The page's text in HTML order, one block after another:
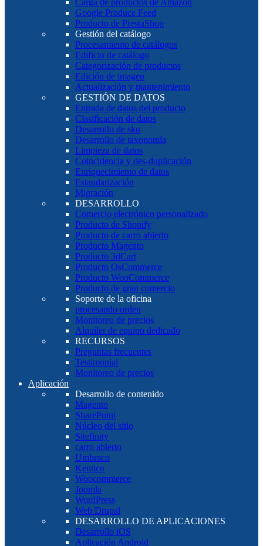
Carga de productos de Amazon
Google Produce Feed
Producto de PrestaShop
Gestión del catálogo
Procesamiento de catálogos
Edificio de catálogo
Categorización de productos
Edición de imagen
Actualización y mantenimiento
GESTIÓN DE DATOS
Entrada de datos del producto
Clasificación de datos
Desarrollo de sku
Desarrollo de taxonomía
Limpieza de datos
Coincidencia y des-duplicación
Enriquecimiento de datos
Estandarización
Migración
DESARROLLO
Comercio electrónico personalizado
Producto de Shopify
Producto de carro abierto
Producto Magento
Producto 3dCart
Producto OsCommerce
Producto WooCommerce
Producto de gran comercio
Soporte de la oficina
procesando orden
Monitoreo de precios
Alquiler de equipo dedicado
RECURSOS
Preguntas frecuentes
Testimonial
Monitoreo de precios
Aplicación
Desarrollo de contenido
Magento
SharePoint
Núcleo del sitio
Sitefinity
carro abierto
Umbraco
Kentico
Woocommerce
Joomla
WordPress
Web Drupal
DESARROLLO DE APLICACIONES
Desarrollo iOS
Aplicación Android